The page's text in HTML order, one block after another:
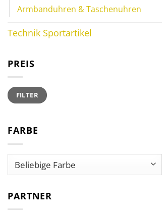
Armbanduhren & Taschenuhren
Technik Sportartikel
PREIS
Min.
Preis
Max.
PreisFILTER
FARBE
PARTNER